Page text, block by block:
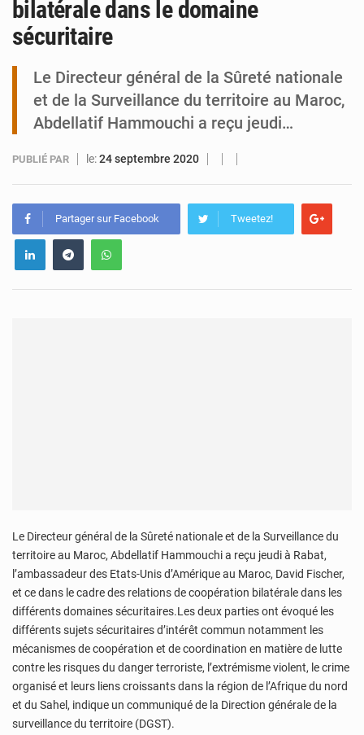
bilatérale dans le domaine
sécuritaire
Le Directeur général de la Sûreté nationale
et de la Surveillance du territoire au Maroc,
Abdellatif Hammouchi a reçu jeudi…
PUBLIÉ PAR le:24 septembre 2020
Partager sur Facebook Tweetez!
Le Directeur général de la Sûreté nationale et de la Surveillance du
territoire au Maroc, Abdellatif Hammouchi a reçu jeudi à Rabat,
l’ambassadeur des Etats-Unis d’Amérique au Maroc, David Fischer,
et ce dans le cadre des relations de coopération bilatérale dans les
différents domaines sécuritaires.Les deux parties ont évoqué les
différents sujets sécuritaires d’intérêt commun notamment les
mécanismes de coopération et de coordination en matière de lutte
contre les risques du danger terroriste, l’extrémisme violent, le crime
organisé et leurs liens croissants dans la région de l’Afrique du nord
et du Sahel, indique un communiqué de la Direction générale de la
surveillance du territoire (DGST).